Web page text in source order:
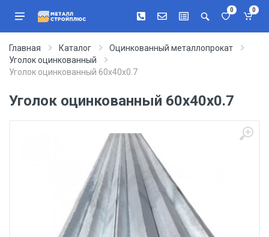
0 0
Главная Каталог
Оцинкованный металлопрокат
Уголок оцинкованный
Уголок оцинкованный 60х40х0.7
Уголок оцинкованный 60х40х0.7